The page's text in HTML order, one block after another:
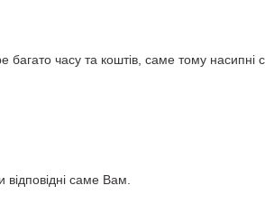
часу та коштів, саме тому насипні
саме Вам.